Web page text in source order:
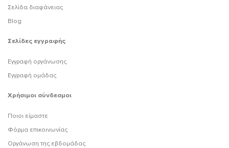
Σελίδα διαφάνειας
Blog
Σελίδες εγγραφής
Εγγραφή οργάνωσης
Εγγραφή ομάδας
Χρήσιμοι σύνδεσμοι
Ποιοι είμαστε
Φόρμα επικοινωνίας
Οργάνωση της εβδομάδας